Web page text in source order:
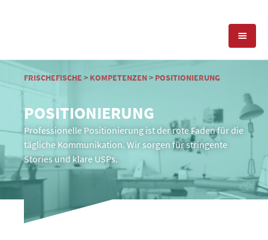
KOMPETENZEN
PRESSEARBEIT
SOCIAL MEDIA
POSITIONIERUNG
PR-AGENTUR
REFERENZEN
TEAM
STANDORT & KONTAKT
PRESSESERVICE
BLOG
FRISCHEFISCHE > KOMPETENZEN> POSITIONIERUNG
POSITIONIERUNG
Professionelle Positionierung ist der rote Faden für die
tägliche Kommunikation. Wir sorgen für stringente
Stories und klare USPs.